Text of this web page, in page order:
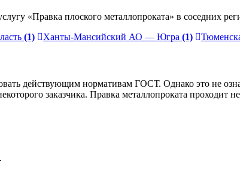
«Правка плоского металлопроката» в соседних
(1) Ханты-Мансийский АО — Югра (1)
действующим нормативам ГОСТ. Однако это не
заказчика. Правка металлопроката проходит